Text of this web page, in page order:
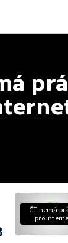
ČT nemá
pro